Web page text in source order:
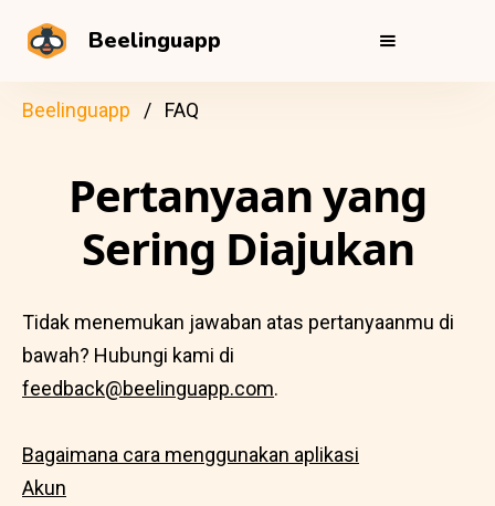
Beelinguapp
Beelinguapp FAQ
Pertanyaan yang
Sering Diajukan
Tidak menemukan jawaban atas pertanyaanmu di
bawah? Hubungi kami di
feedback@beelinguapp.com.
Bagaimana cara menggunakan aplikasi
Akun